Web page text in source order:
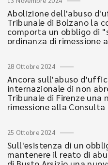
Abolizione dell'abuso
Tribunale di Bolzano la
comporta un obbligo di
ordinanza di rimessione
28 Ottobre 2024
Ancora sull'abuso
internazionale di non
Tribunale di Firenze una
rimessione alla Consulta
25 Ottobre 2024
Sull'esistenza di un
mantenere il reato di